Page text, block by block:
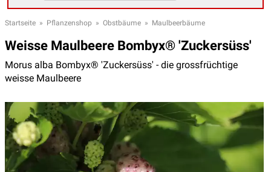
Startseite » Pflanzenshop » Obstbäume » Maulbeerbäume
Weisse Maulbeere Bombyx® 'Zuckersüss'
Morus alba Bombyx® 'Zuckersüss' - die grossfrüchtige
weisse Maulbeere